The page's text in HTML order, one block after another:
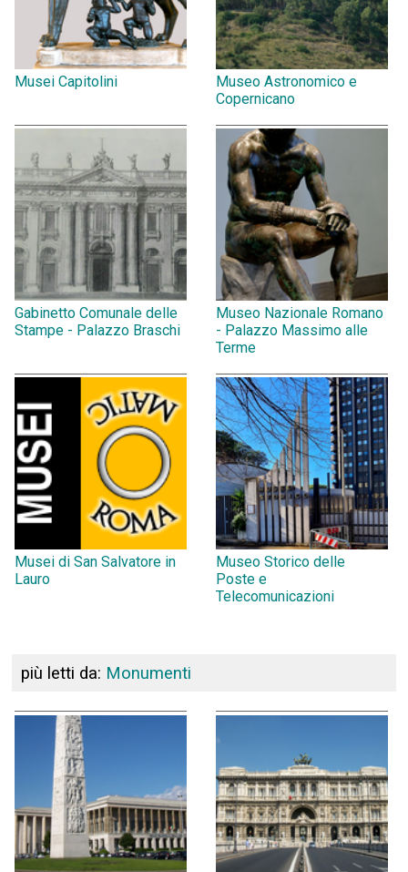
Musei Capitolini
Museo Astronomico e
Copernicano
Gabinetto Comunale delle
Stampe - Palazzo Braschi
Museo Nazionale Romano
- Palazzo Massimo alle
Terme
Musei di San Salvatore in
Lauro
Museo Storico delle
Poste e
Telecomunicazioni
più letti da: Monumenti